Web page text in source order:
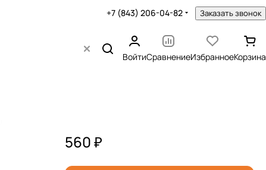
+7 (843) 206-04-82 Заказать звонок
ВойтиСравнениеИзбранноеКорзина
560 ₽